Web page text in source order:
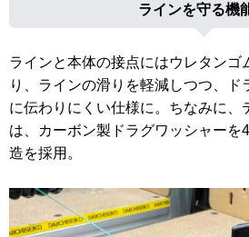
ラインを守る機
ラインと本体の接点にはウレタンゴ
り、ラインの滑りを軽減しつつ、ド
に伝わりにくい仕様に。ちなみに、
は、カーボン製ドラグワッシャーを
造を採用。